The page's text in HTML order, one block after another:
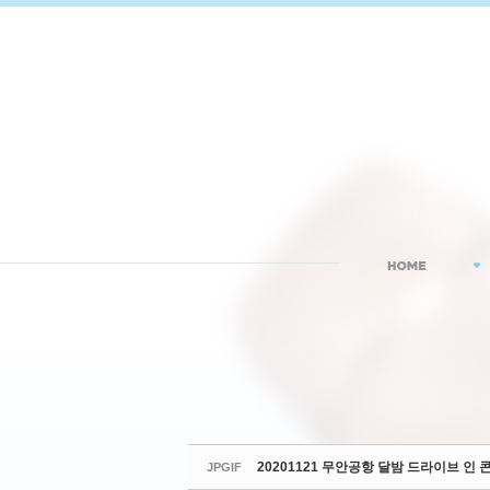
JPGIF 20201121 무안공항 달밤 드라이브 인
Sketchbook5, 스케치북5